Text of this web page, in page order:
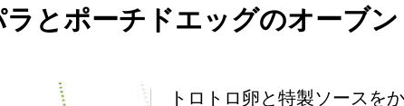
とポーチドエッグのオーブン
トロトロ卵と特製ソースを